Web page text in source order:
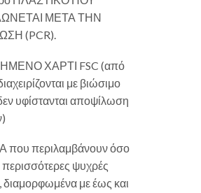
ΜΕΤΑ ΤΗΝ
(PCR).
ΧΑΡΤΙ FSC (από
με βιώσιμο
υφίστανται αποψίλωση
που περιλαμβάνουν όσο
ψυχρές
διαμορφωμένα με έως και